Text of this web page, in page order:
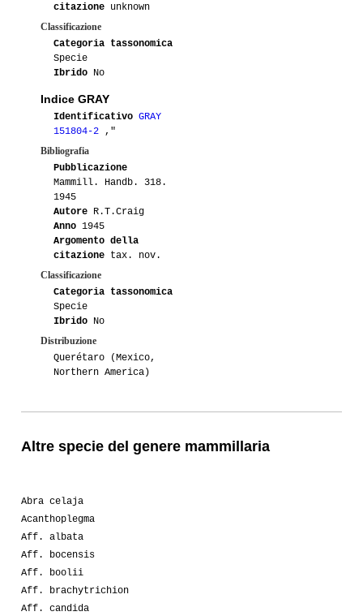
citazione unknown
Classificazione
Categoria tassonomica
Specie
Ibrido No
Indice GRAY
Identificativo GRAY
151804-2 ,"
Bibliografia
Pubblicazione
Mammill. Handb. 318.
1945
Autore R.T.Craig
Anno 1945
Argomento della
citazione tax. nov.
Classificazione
Categoria tassonomica
Specie
Ibrido No
Distribuzione
Querétaro (Mexico,
Northern America)
Altre specie del genere mammillaria
Abra celaja
Acanthoplegma
Aff. albata
Aff. bocensis
Aff. boolii
Aff. brachytrichion
Aff. candida